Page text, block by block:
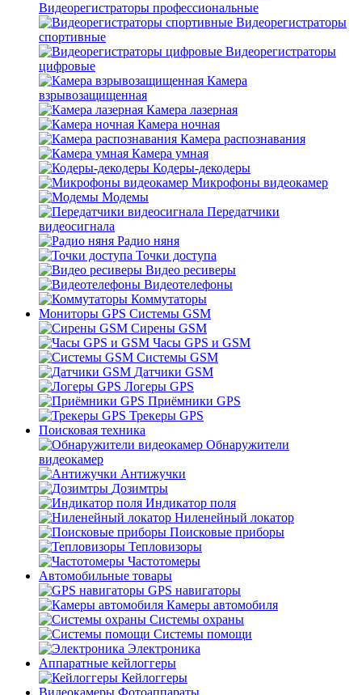
Видеорегистраторы профессиональные
Видеорегистраторы
спортивные
Видеорегистраторы
цифровые
Камера
взрывозащищенная
Камера лазерная
Камера ночная
Камера распознавания
Камера умная
Кодеры-декодеры
Микрофоны видеокамер
Модемы
Передатчики
видеосигнала
Радио няня
Точки доступа
Видео ресиверы
Видеотелефоны
Коммутаторы
Мониторы GPS Системы GSM
Сирены GSM
Часы GPS и GSM
Системы GSM
Датчики GSM
Логеры GPS
Приёмники GPS
Трекеры GPS
Поисковая техника
Обнаружители
видеокамер
Антижучки
Дозимтры
Индикатор поля
Ниленейный локатор
Поисковые приборы
Тепловизоры
Частотомеры
Автомобильные товары
GPS навигаторы
Камеры автомобиля
Системы охраны
Системы помощи
Электроника
Аппаратные кейлоггеры
Кейлоггеры
Видеокамеры Фотоаппараты